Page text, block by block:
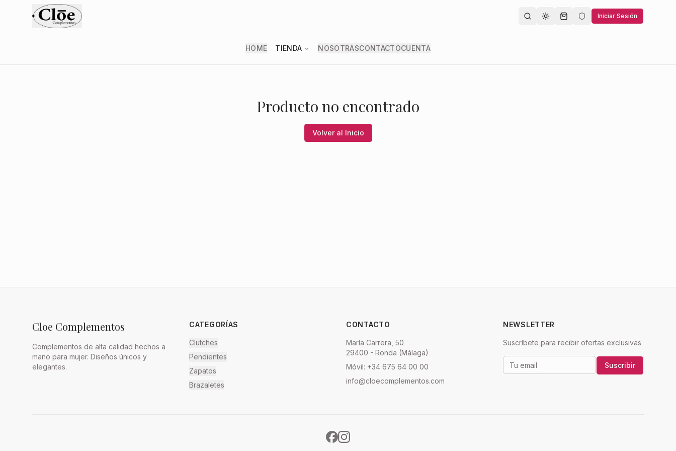
Toggle theme Iniciar Sesión
HOME TIENDA NOSOTRASCONTACTOCUENTA
Producto no encontrado
Volver al Inicio
Cloe Complementos
Complementos de alta calidad hechos a
mano para mujer. Diseños únicos y
elegantes.
CATEGORÍAS
Clutches
Pendientes
Zapatos
Brazaletes
CONTACTO
María Carrera, 50
29400 - Ronda (Málaga)
Móvil: +34 675 64 00 00
info@cloecomplementos.com
NEWSLETTER
Suscríbete para recibir ofertas exclusivas
Suscribir